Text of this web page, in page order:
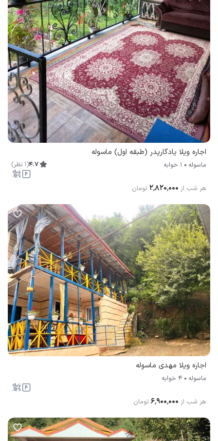
اجاره ویلا یادگارپدر (طبقه اول) ماسوله
ماسوله 1 خوابه 4.7
(
1 نظر)
هر شب از ۲٬۸۲۰٬۰۰۰ تومان
اجاره ویلا مهدی ماسوله
ماسوله 4 خوابه
هر شب از ۶٬۹۰۰٬۰۰۰ تومان